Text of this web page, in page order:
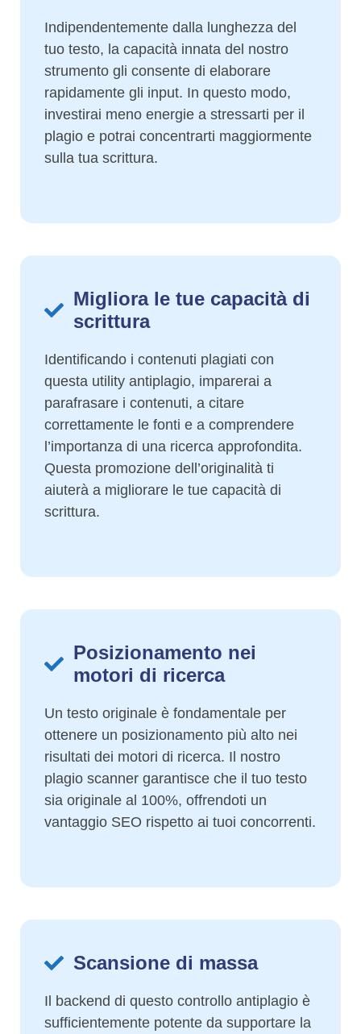
Indipendentemente dalla lunghezza del
tuo testo, la capacità innata del nostro
strumento gli consente di elaborare
rapidamente gli input. In questo modo,
investirai meno energie a stressarti per il
plagio e potrai concentrarti maggiormente
sulla tua scrittura.
Migliora le tue capacità di
scrittura
Identificando i contenuti plagiati con
questa utility antiplagio, imparerai a
parafrasare i contenuti, a citare
correttamente le fonti e a comprendere
l’importanza di una ricerca approfondita.
Questa promozione dell’originalità ti
aiuterà a migliorare le tue capacità di
scrittura.
Posizionamento nei
motori di ricerca
Un testo originale è fondamentale per
ottenere un posizionamento più alto nei
risultati dei motori di ricerca. Il nostro
plagio scanner garantisce che il tuo testo
sia originale al 100%, offrendoti un
vantaggio SEO rispetto ai tuoi concorrenti.
Scansione di massa
Il backend di questo controllo antiplagio è
sufficientemente potente da supportare la